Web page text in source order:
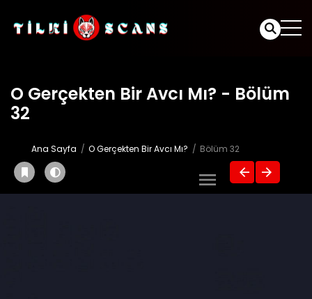
O Gerçekten Bir Avcı Mı? - Bölüm
32
Ana Sayfa O Gerçekten Bir Avcı Mı? Bölüm 32